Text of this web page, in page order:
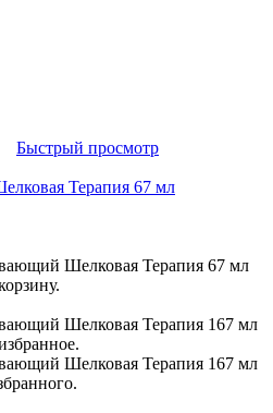
Быстрый просмотр
Терапия 67 мл
Шелковая Терапия 67 мл
Шелковая Терапия 167 мл
Шелковая Терапия 167 мл